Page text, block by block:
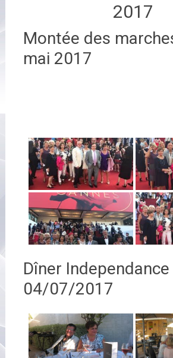
2017
Montée des
mai 2017
Dîner Independance
04/07/2017